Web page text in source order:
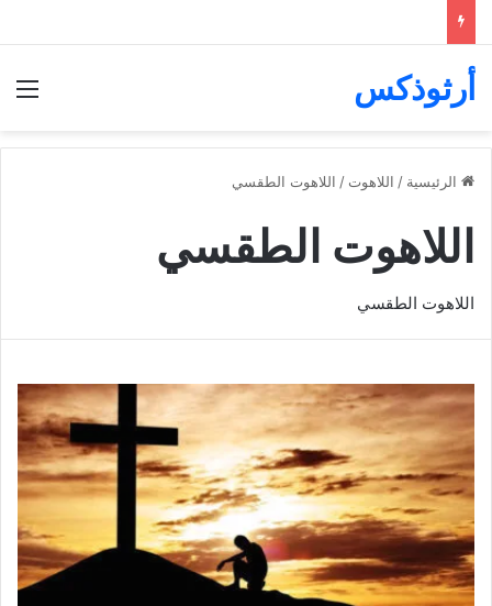
أرثوذكس
الرئيسية / اللاهوت / اللاهوت الطقسي
اللاهوت الطقسي
اللاهوت الطقسي